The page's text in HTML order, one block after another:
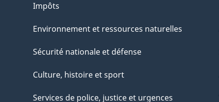
Impôts
Environnement et ressources naturelles
Sécurité nationale et défense
Culture, histoire et sport
Services de police, justice et urgences